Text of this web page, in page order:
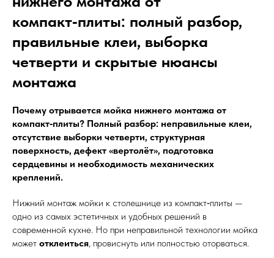
компакт‑плиты: полный разбор,
правильные клеи, выборка
четверти и скрытые нюансы
монтажа
Почему отрывается мойка нижнего монтажа от
компакт‑плиты? Полный разбор: неправильные клеи,
отсутствие выборки четверти, структурная
поверхность, дефект «вертолёт», подготовка
сердцевины и необходимость механических
креплений.
Нижний монтаж мойки к столешнице из компакт‑плиты —
одно из самых эстетичных и удобных решений в
современной кухне. Но при неправильной технологии мойка
может отклеиться, провиснуть или полностью оторваться.